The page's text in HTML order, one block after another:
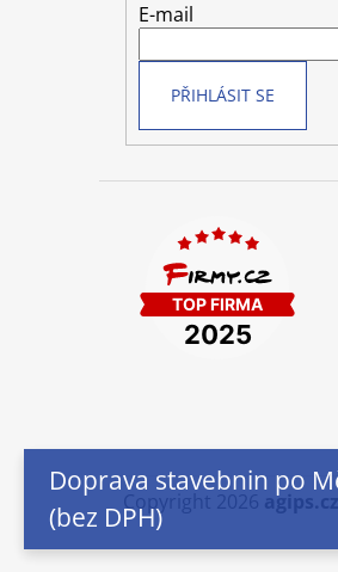
Doprava stavebnin po
(bez DPH)
E-mail
PŘIHLÁSIT SE
Copyright 2026 agips.cz